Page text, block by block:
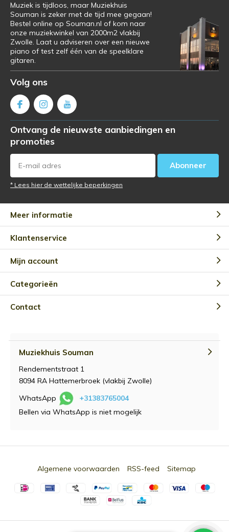
Muziek is tijdloos, maar Muziekhuis
Souman is zeker met de tijd mee gegaan!
Bestel online op Souman.nl of kom naar
onze muziekwinkel van 2000m2 vlakbij
Zwolle. Laat u adviseren over een nieuwe
piano of test zelf één van de speelklare
gitaren.
Volg ons
Ontvang de nieuwste aanbiedingen en
promoties
Abonneer
* Lees hier de wettelijke beperkingen
Meer informatie
Klantenservice
Mijn account
Categorieën
Contact
Muziekhuis Souman
Rendementstraat 1
8094 RA Hattemerbroek (vlakbij Zwolle)
WhatsApp
+31383765004
Bellen via WhatsApp is niet mogelijk
Algemene voorwaarden RSS-feed Sitemap